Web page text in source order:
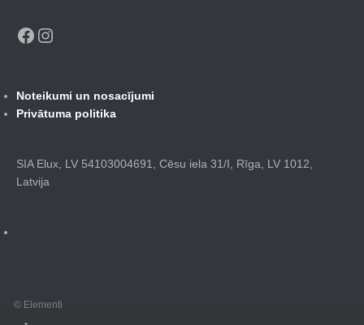
Facebook
Noteikumi un nosacījumi
Privātuma politika
SIA Elux, LV 54103004691, Cēsu iela 31/I, Rīga, LV 1012,
Latvija
© Elementi